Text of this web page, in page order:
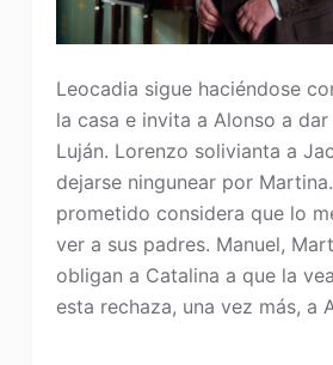
Leocadia sigue haciéndose
la casa e invita a Alonso a
Luján. Lorenzo solivianta a
dejarse ningunear por
prometido considera que lo
ver a sus padres. Manuel,
obligan a Catalina a que la
esta rechaza, una vez más, a